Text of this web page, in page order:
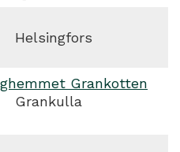
Helsingfors
Grankotten
Grankulla